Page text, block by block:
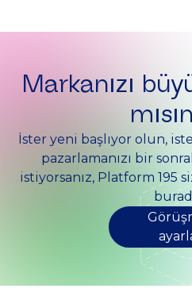
Markanızı
İster yeni başlıyor olun,
pazarlamanızı bir
istiyorsanız, Platform 195